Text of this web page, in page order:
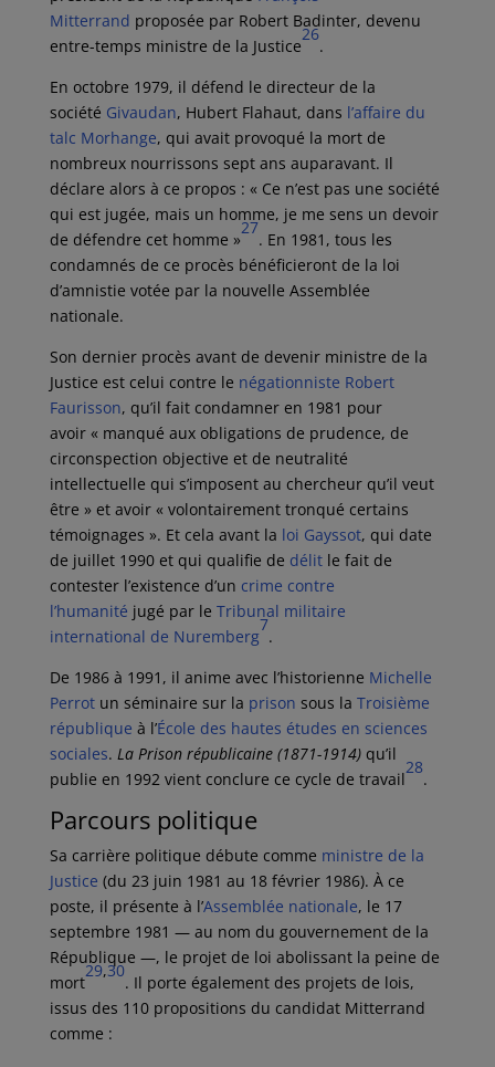
Mitterrand proposée par Robert Badinter, devenu
entre-temps ministre de la Justice
26
.
En octobre 1979, il défend le directeur de la
société Givaudan, Hubert Flahaut, dans l’affaire du
talc Morhange, qui avait provoqué la mort de
nombreux nourrissons sept ans auparavant. Il
déclare alors à ce propos : « Ce n’est pas une société
qui est jugée, mais un homme, je me sens un devoir
de défendre cet homme »
27
. En 1981, tous les
condamnés de ce procès bénéficieront de la loi
d’amnistie votée par la nouvelle Assemblée
nationale.
Son dernier procès avant de devenir ministre de la
Justice est celui contre le négationniste Robert
Faurisson, qu’il fait condamner en 1981 pour
avoir « manqué aux obligations de prudence, de
circonspection objective et de neutralité
intellectuelle qui s’imposent au chercheur qu’il veut
être » et avoir « volontairement tronqué certains
témoignages ». Et cela avant la loi Gayssot, qui date
de juillet 1990 et qui qualifie de délit le fait de
contester l’existence d’un crime contre
l’humanité jugé par le Tribunal militaire
international de Nuremberg
7
.
De 1986 à 1991, il anime avec l’historienne Michelle
Perrot un séminaire sur la prison sous la Troisième
république à l’École des hautes études en sciences
sociales. La Prison républicaine (1871-1914) qu’il
publie en 1992 vient conclure ce cycle de travail
28
.
Parcours politique
Sa carrière politique débute comme ministre de la
Justice (du 23 juin 1981 au 18 février 1986). À ce
poste, il présente à l’Assemblée nationale, le 17
septembre 1981 — au nom du gouvernement de la
République —, le projet de loi abolissant la peine de
mort
29,30
. Il porte également des projets de lois,
issus des 110 propositions du candidat Mitterrand
comme :